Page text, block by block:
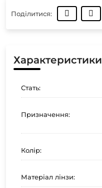
Поділитися:
Характеристики
Стать:
Призначення:
Колір:
Матеріал лінзи: